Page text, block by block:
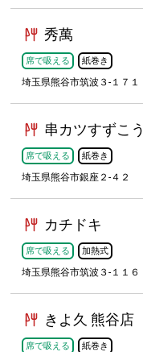
秀萬
席で吸える 紙巻き
埼玉県熊谷市筑波３-１７１
串カツすずこう
席で吸える 紙巻き
埼玉県熊谷市銀座２-４２
カチドキ
席で吸える 加熱式
埼玉県熊谷市筑波３-１１６
きよ久 熊谷店
席で吸える 紙巻き